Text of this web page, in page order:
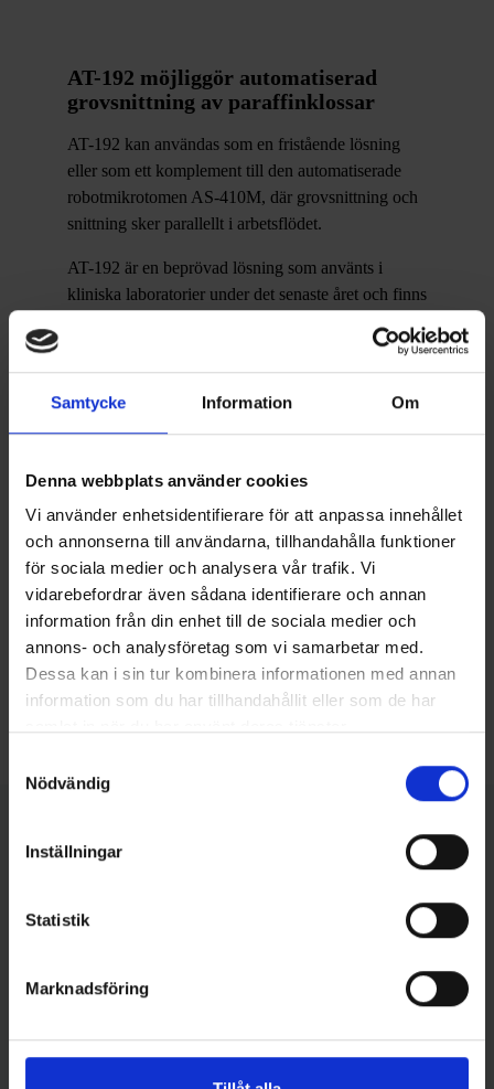
Samtycke Information Om
Denna webbplats använder cookies
Vi använder enhetsidentifierare för att anpassa innehållet
och annonserna till användarna, tillhandahålla funktioner
för sociala medier och analysera vår trafik. Vi
vidarebefordrar även sådana identifierare och annan
information från din enhet till de sociala medier och
annons- och analysföretag som vi samarbetar med.
Dessa kan i sin tur kombinera informationen med annan
information som du har tillhandahållit eller som de har
Nödvändig
Inställningar
Statistik
Marknadsföring
AT-192 möjliggör automatiserad
grovsnittning av paraffinklossar
AT-192 kan användas som en fristående lösning
eller som ett komplement till den automatiserade
robotmikrotomen AS-410M, där grovsnittning och
snittning sker parallellt i arbetsflödet.
AT-192 är en beprövad lösning som använts i
kliniska laboratorier under det senaste året och finns
introducerar Histolab systemet på den svenska,
norska och finska marknaden.
Genom att automatisera ett repetitivt och manuellt
resursutnyttjande och ett mer skalbart histologiskt
Kontakta oss
Liyla Jafari